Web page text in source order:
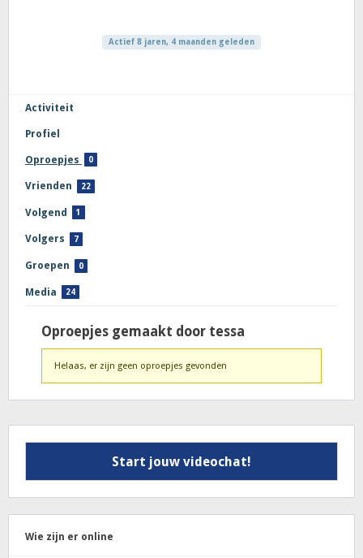
Actief 8 jaren, 4 maanden geleden
Activiteit
Profiel
Oproepjes 0
Vrienden 22
Volgend 1
Volgers 7
Groepen 0
Media 24
Oproepjes gemaakt door tessa
Helaas, er zijn geen oproepjes gevonden
Start jouw videochat!
Wie zijn er online